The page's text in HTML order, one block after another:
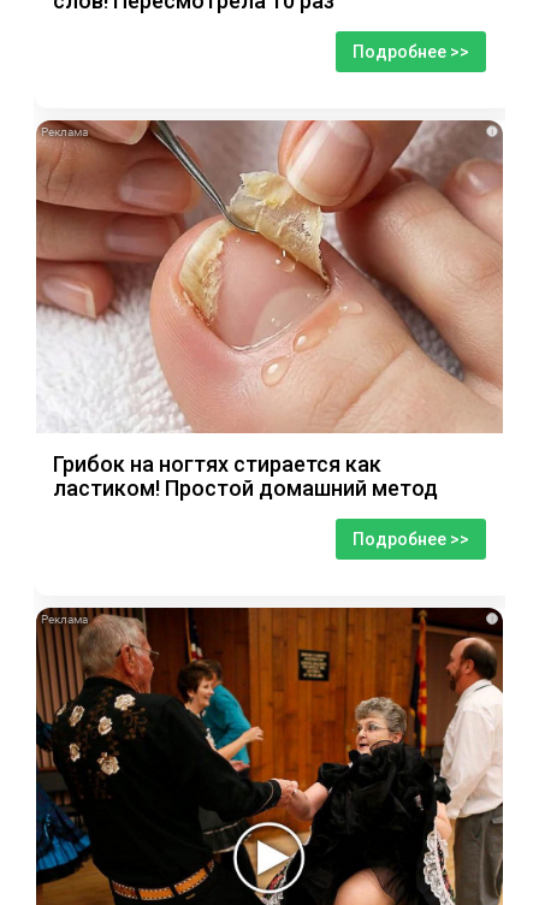
Подробнее >>
i
Грибок на ногтях стирается как
ластиком! Простой домашний метод
Подробнее >>
i